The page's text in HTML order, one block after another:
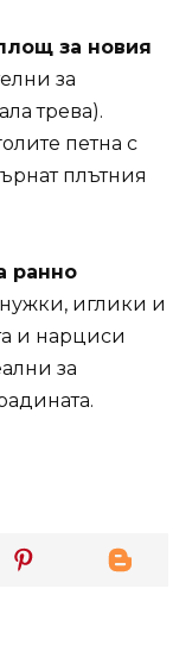
за новия
за
трева).
петна с
плътния
ранно
иглики и
и нарциси
за